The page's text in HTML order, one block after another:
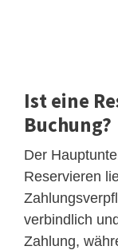
Ist eine
Buchung?
Der
Reservieren
verbindlich
Zahlung,